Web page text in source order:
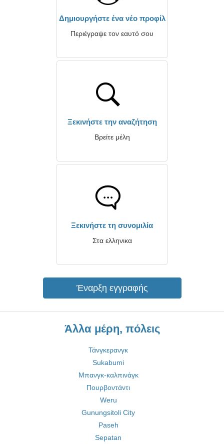
Δημιουργήστε ένα νέο προφίλ
Περιέγραψε τον εαυτό σου
Ξεκινήστε την αναζήτηση
Βρείτε μέλη
Ξεκινήστε τη συνομιλία
Στα ελληνικα
Έναρξη εγγραφής
Άλλα μέρη, πόλεις
Τάνγκερανγκ
Sukabumi
Μπανγκ-καλπινάγκ
Πουρβοντάντι
Weru
Gunungsitoli City
Paseh
Sepatan